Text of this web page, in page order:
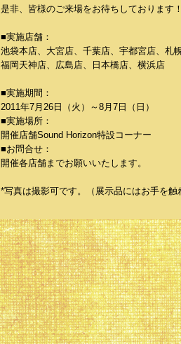
是非、皆様のご来場をお待ちしております！
■実施店舗：
池袋本店、大宮店、千葉店、宇都宮店、札
福岡天神店、広島店、日本橋店、横浜店
■実施期間：
2011年7月26日（火）～8月7日（日）
■実施場所：
開催店舗Sound Horizon特設コーナー
■お問合せ：
開催各店舗までお願いいたします。
*写真は撮影可です。（展示品にはお手を触